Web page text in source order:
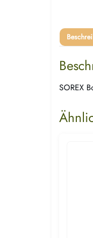
SOREX